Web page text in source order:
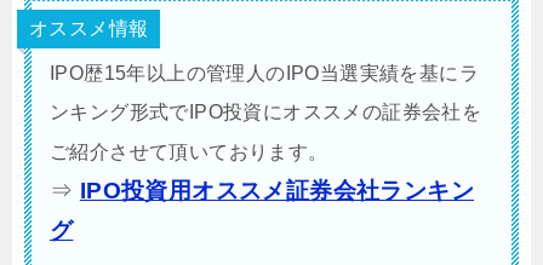
オススメ情報
IPO歴15年以上の管理人のIPO当選実績を基にラ
ンキング形式でIPO投資にオススメの証券会社を
ご紹介させて頂いております。
⇒ IPO投資用オススメ証券会社ランキン
グ